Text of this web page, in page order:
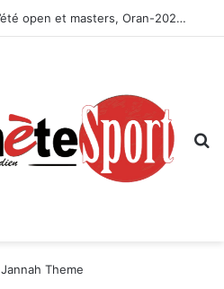
Championnat national d’été open et masters, Oran-2026 — Le CRB s’adjuge le titre